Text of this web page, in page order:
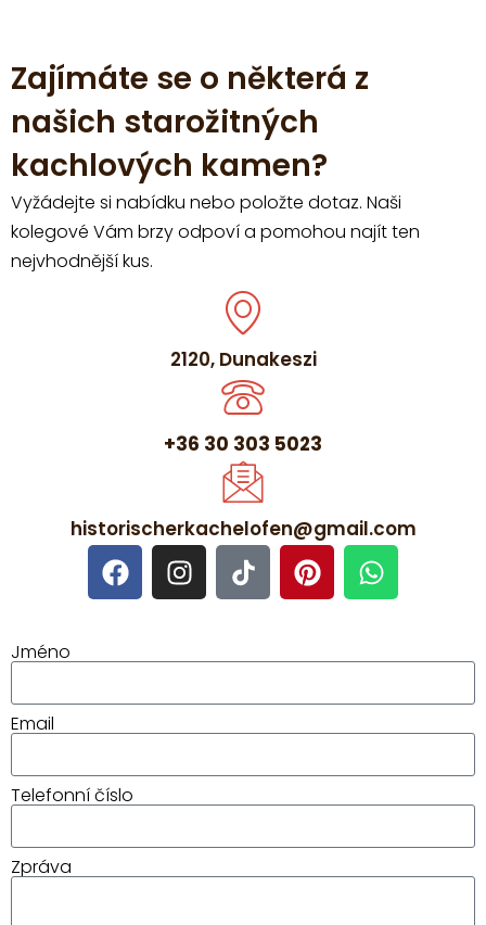
Zajímáte se o některá z
našich starožitných
kachlových kamen?
Vyžádejte si nabídku nebo položte dotaz. Naši
kolegové Vám brzy odpoví a pomohou najít ten
nejvhodnější kus.
2120, Dunakeszi
+36 30 303 5023
historischerkachelofen@gmail.com
Jméno
Email
Telefonní číslo
Zpráva